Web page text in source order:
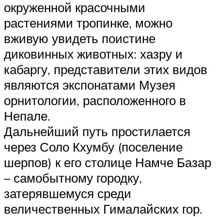
окруженной красочными
растениями тропинке, можно
вживую увидеть поистине
диковинных животных: хазру и
кабаргу, представители этих видов
являются экспонатами Музея
орнитологии, расположенного в
Непале.
Дальнейший путь простилается
через Соло Кхумбу (поселение
шерпов) к его столице Намче Базар
– самобытному городку,
затерявшемуся среди
величественных Гималайских гор.